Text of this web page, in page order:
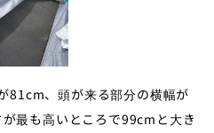
81cm、頭が来る部分の横幅が
最も高いところで99cmと大き